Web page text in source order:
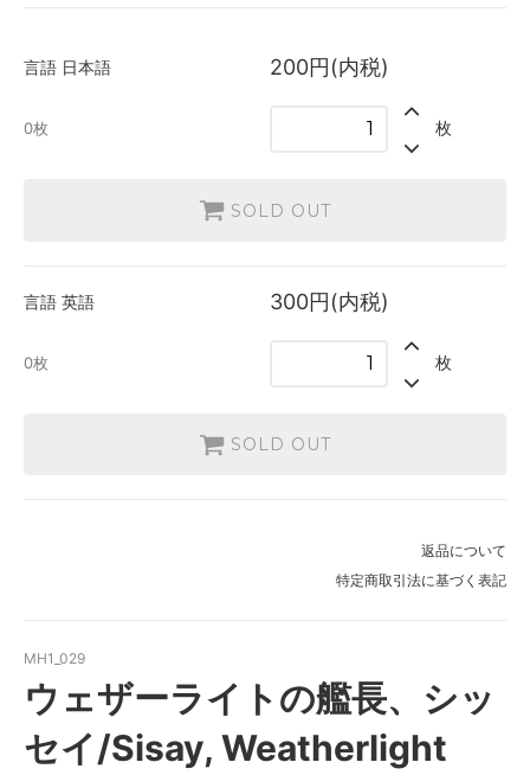
0枚
言語 日本語 200円(内税)
0枚 枚
SOLD OUT
言語 英語 300円(内税)
0枚 枚
SOLD OUT
返品について
特定商取引法に基づく表記
MH1_029
ウェザーライトの艦長、シッ
セイ/Sisay, Weatherlight